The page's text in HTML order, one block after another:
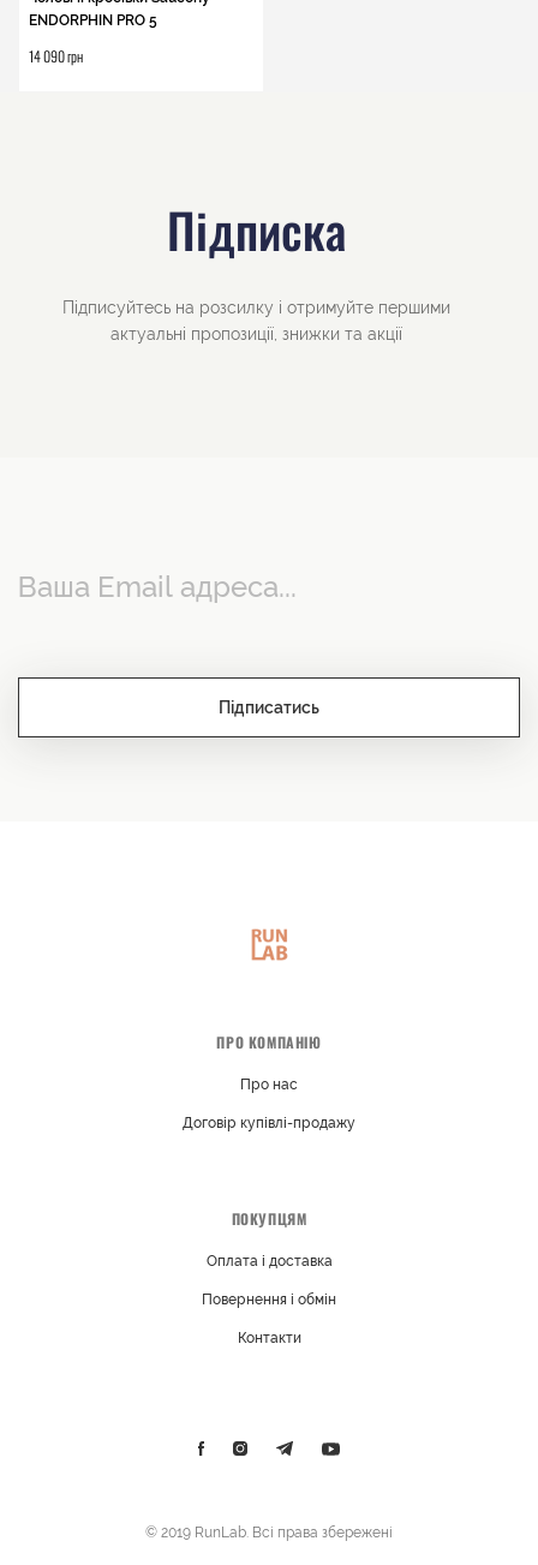
ENDORPHIN PRO 5
14 090 грн
Підписка
Підписуйтесь на розсилку і отримуйте першими
актуальні пропозиції, знижки та акції
Підписатись
ПРО КОМПАНІЮ
Про нас
Договір купівлі-продажу
ПОКУПЦЯМ
Оплата і доставка
Повернення і обмін
Контакти
© 2019 RunLab. Всі права збережені